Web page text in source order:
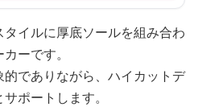
イルに厚底ソールを組み合わ
ーです。
でありながら、ハイカットデ
ポートします。